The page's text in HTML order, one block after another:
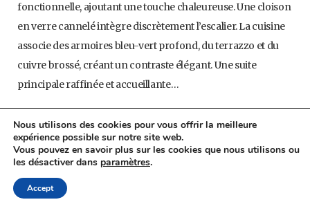
fonctionnelle, ajoutant une touche chaleureuse. Une cloison
en verre cannelé intègre discrètement l’escalier. La cuisine
associe des armoires bleu-vert profond, du terrazzo et du
cuivre brossé, créant un contraste élégant. Une suite
principale raffinée et accueillante…
LIRE LA SUITE
Nous utilisons des cookies pour vous offrir la meilleure
expérience possible sur notre site web.
Vous pouvez en savoir plus sur les cookies que nous utilisons ou
les désactiver dans paramètres.
Accept